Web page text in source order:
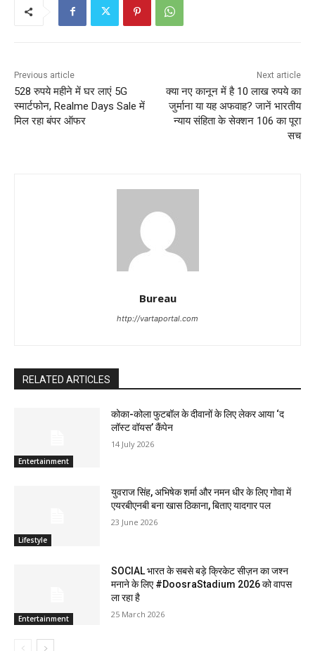
Previous article
528 रुपये महीने में घर लाएं 5G
स्मार्टफोन, Realme Days Sale में
मिल रहा बंपर ऑफर
Next article
क्‍या नए कानून में है 10 लाख रुपये का
जुर्माना या यह अफवाह? जानें भारतीय
न्‍याय संह‍िता के सेक्‍शन 106 का पूरा
सच
Bureau
http://vartaportal.com
RELATED ARTICLES
Entertainment
कोका-कोला फुटबॉल के दीवानों के लिए लेकर आया ‘द
लॉस्‍ट वॉयस’ कैंपेन
14 July 2026
Lifestyle
युवराज सिंह, अभिषेक शर्मा और नमन धीर के लिए गोवा में
एयरबीएनबी बना खास ठिकाना, बिताए यादगार पल
23 June 2026
Entertainment
SOCIAL भारत के सबसे बड़े क्रिकेट सीज़न का जश्न
मनाने के लिए #DoosraStadium 2026 को वापस
ला रहा है
25 March 2026